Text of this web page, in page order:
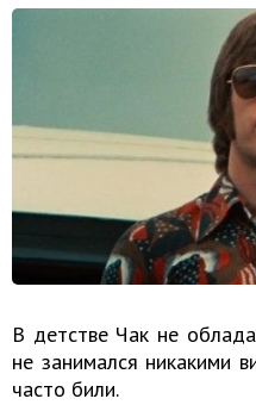
В детстве Чак не
не занимался никакими
часто били.